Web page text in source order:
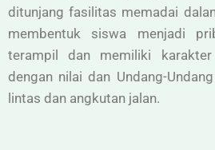
ditunjang fasilitas memadai
membentuk siswa menjadi
terampil dan memiliki
dengan nilai dan Undang-
lintas dan angkutan jalan.